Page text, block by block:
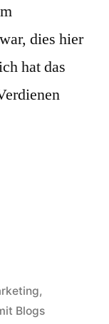
dies hier
hat das
,
Blogs